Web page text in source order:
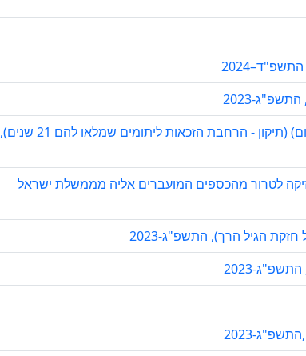
2023
הצעת חוק משפחות חיילים שנספו במערכה (תגמולים ושיקום) (תיקון - הרחבת הזכאות ליתומים שמלאו להם 21 שנים),
לטרור מהכספים המועברים אליה מממשלת ישראל
הגיל הרך), התשפ"ג-2023
2023
2023